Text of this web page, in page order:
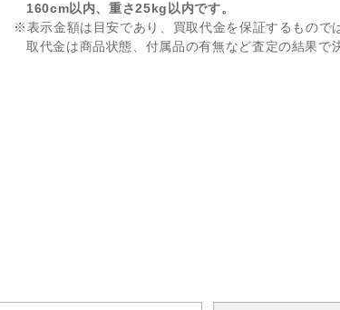
160cm以内、重さ25kg以内です。
※表示金額は目安であり、買取代金を保証するもので
取代金は商品状態、付属品の有無など査定の結果で